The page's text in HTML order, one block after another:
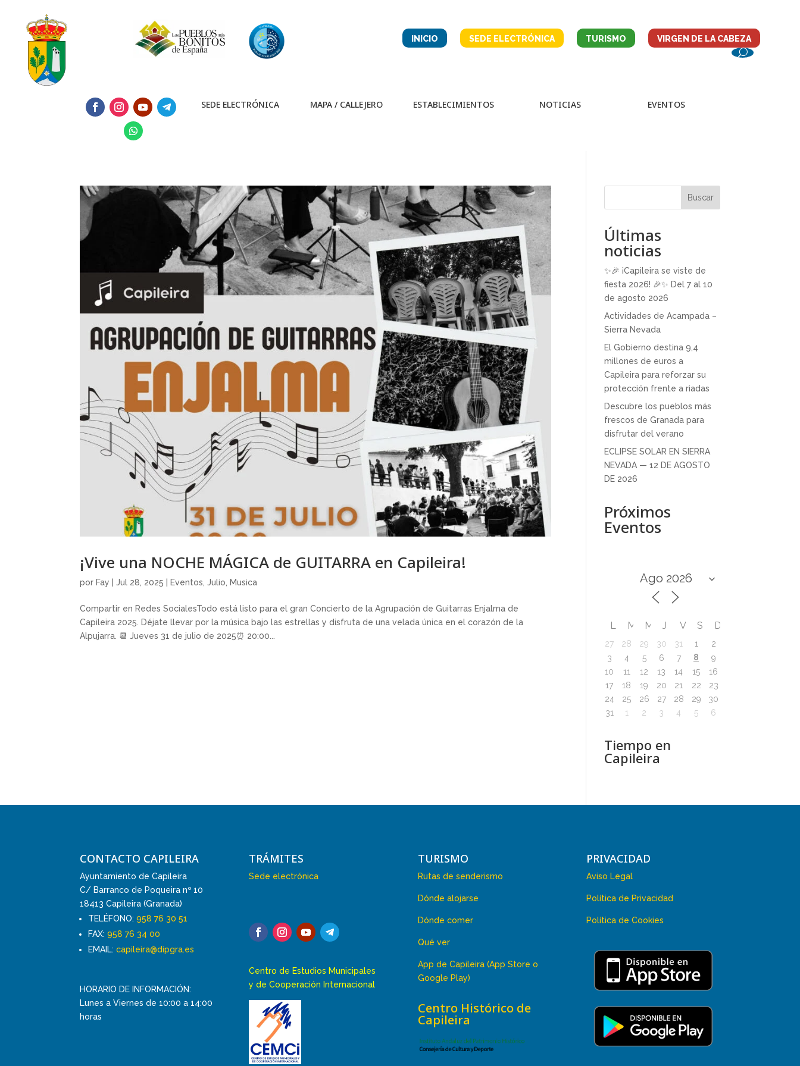
INICIO SEDE ELECTRÓNICA TURISMO VIRGEN DE LA CABEZA
SEDE ELECTRÓNICA MAPA / CALLEJERO ESTABLECIMIENTOS NOTICIAS EVENTOS
¡Vive una NOCHE MÁGICA de GUITARRA en Capileira!
por Fay |Jul 28, 2025 Eventos,Julio, Musica
Compartir en Redes SocialesTodo está listo para el gran Concierto de la Agrupación de Guitarras Enjalma de
Capileira 2025. Déjate llevar por la música bajo las estrellas y disfruta de una velada única en el corazón de la
Alpujarra. 📆 Jueves 31 de julio de 2025⏰ 20:00...
Buscar
Últimas
noticias
✨🎉 ¡Capileira se viste de
fiesta 2026! 🎉✨ Del 7 al 10
de agosto 2026
Actividades de Acampada –
Sierra Nevada
El Gobierno destina 9,4
millones de euros a
Capileira para reforzar su
protección frente a riadas
Descubre los pueblos más
frescos de Granada para
disfrutar del verano
ECLIPSE SOLAR EN SIERRA
NEVADA — 12 DE AGOSTO
DE 2026
Próximos
Eventos
L M M J V S D
27 28 29 30 31 1
2
3
4 5 6 7 8
9
10
11 12 13 14 15
16
17
18 19 20 21 22
23
24
25 26 27 28 29
30
31
1 2 3 4 5 6
Tiempo en
Capileira
CONTACTO CAPILEIRA
Ayuntamiento de Capileira
C/ Barranco de Poqueira nº 10
18413 Capileira (Granada)
TELÉFONO:958 76 30 51
FAX:958 76 34 00
EMAIL:capileira@dipgra.es
HORARIO DE INFORMACIÓN:
Lunes a Viernes de 10:00 a 14:00
horas
TRÁMITES
Sede electrónica
Centro de Estudios Municipales
y de Cooperación Internacional
TURISMO
Rutas de senderismo
Dónde alojarse
Dónde comer
Qué ver
App de Capileira (App Store o
Google Play)
Centro Histórico de
Capileira
PRIVACIDAD
Aviso Legal
Política de Privacidad
Política de Cookies